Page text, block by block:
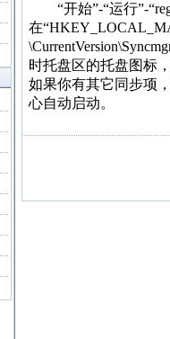
“开始”-“运行”-
在
时托盘区的托盘图标
如果你有其它同步项
心自动启动。